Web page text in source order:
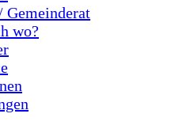
Gemeinderat
wo?